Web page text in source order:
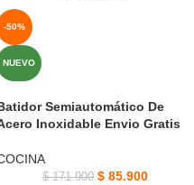
-50%
NUEVO
Semiautomático De
Inoxidable Envio Gratis
$171.900 $ 85.900